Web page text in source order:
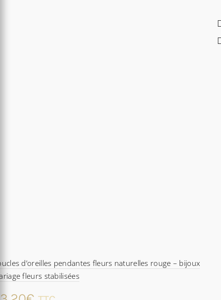
d’oreilles pendantes fleurs naturelles rouge – bijoux
fleurs stabilisées